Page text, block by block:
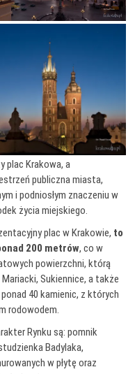
plac Krakowa, a
publiczna miasta,
i podniosłym znaczeniu w
życia miejskiego.
plac w Krakowie, to
200 metrów, co w
powierzchni, którą
Mariacki, Sukiennice, a także
40 kamienic, z których
rodowodem.
Rynku są: pomnik
Badylaka,
w płytę oraz